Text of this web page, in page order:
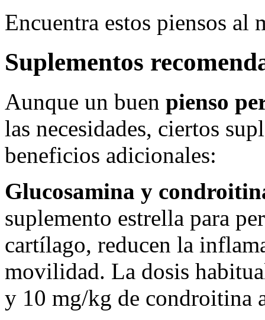
Encuentra estos piensos
Suplementos
Aunque un buen pienso
las necesidades, ciertos
beneficios adicionales:
Glucosamina y
suplemento estrella para
cartílago, reducen la
movilidad. La dosis
y 10 mg/kg de condroitina